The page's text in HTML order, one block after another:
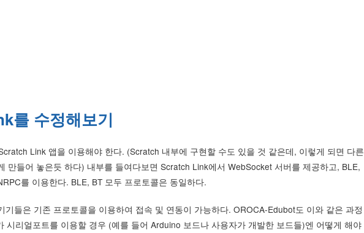
를 수정해보기
Link 앱을 이용해야 한다. (Scratch 내부에 구현할 수도 있을 것 같은데, 이렇게 되면 다른
만들어 놓은듯 하다) 내부를 들여다보면 Scratch Link에서 WebSocket 서버를 제공하고, BLE,
를 이용한다. BLE, BT 모두 프로토콜은 동일하다.
들은 기존 프로토콜을 이용하여 접속 및 연동이 가능하다. OROCA-Edubot도 이와 같은 과정
시리얼포트를 이용할 경우 (예를 들어 Arduino 보드나 사용자가 개발한 보드들)엔 어떻게 해야